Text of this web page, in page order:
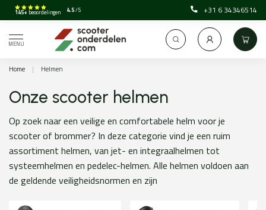
145+ beoordelingen 4.5/5 +31 6 34346514
MENU
Home | Helmen
Onze scooter helmen
Op zoek naar een veilige en comfortabele helm voor je
scooter of brommer? In deze categorie vind je een ruim
assortiment helmen, van jet- en integraalhelmen tot
systeemhelmen en pedelec-helmen. Alle helmen voldoen aan
de geldende veiligheidsnormen en zijn